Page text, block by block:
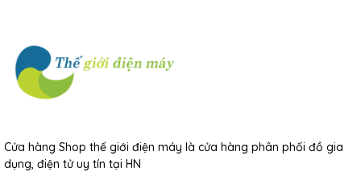
Cửa hàng Shop thế giới điện máy là cửa hàng phân phối đồ gia
dụng, điện tử uy tín tại HN